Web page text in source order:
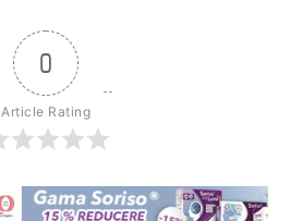
0
Article Rating